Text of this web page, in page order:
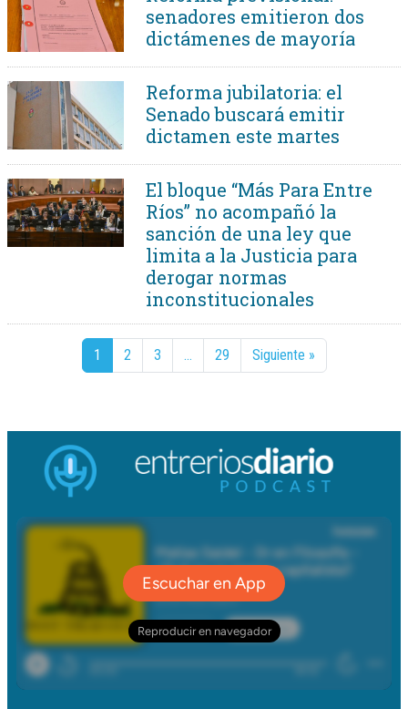
senadores emitieron dos
dictámenes de mayoría
Reforma jubilatoria: el
Senado buscará emitir
dictamen este martes
El bloque “Más Para Entre
Ríos” no acompañó la
sanción de una ley que
limita a la Justicia para
derogar normas
inconstitucionales
1 2 3 … 29 Siguiente »